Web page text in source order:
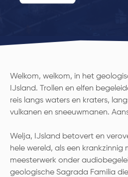
Welkom, welkom, in het
IJsland. Trollen en elfen
reis langs waters en kraters,
vulkanen en sneeuwmanen.
Welja, IJsland betovert en
hele wereld, als een krankzinnig
meesterwerk onder
geologische Sagrada Familia